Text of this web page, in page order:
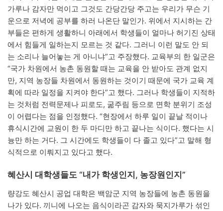
가루나 감자만 먹이고 그것도 간당간당 주고는 우리가 무슨 기
운으로 저녁에 공부를 하러 나온단 말인가. 위에서 지시하는 간
부들은 편하게 생활하니 아래에서 학생들이 얼마나 허기진 상태
에서 힘들게 일하는지 모르는 것 같다. 그러니 이런 말도 안 되
는 소리나 늘어놓는 게 아니냐”고 주장했다. 교육부의 한 일군은
“국가 차원에서 농촌 동원할 때는 교육을 안 받아도 관계 없지
만, 지역 농장들 차원에서 동원하는 것이기 때문에 국가 교육 계
획에 따라 일정을 지켜야 한다”고 했다. 그러나 학생들이 지적하
는 것처럼 전력문제나 피로도, 굶주림 등으로 면학 분위기 조성
이 어렵다는 점을 인정했다. “현장에서 하루 일이 끝날 적이나
휴식시간에 교원이 한 두 마디만 하고 끝나는 식이다. 했다는 시
늉만 하는 거다. 그 시간에도 학생들이 다 졸고 있다”고 말해 형
식적으로 이뤄지고 있다고 했다.
혜산시 대학생들도 “내가 학생인지, 농장원인지”
량강도 혜산시 공업 대학은 백암군 지역 농장들에 농촌 동원을
나가 있다. 끼니에 나오는 음식이라곤 감자와 묵지가루가 섞인